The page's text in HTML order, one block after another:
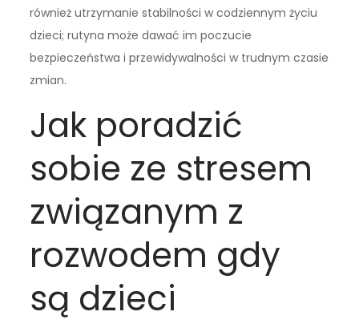
również utrzymanie stabilności w codziennym życiu
dzieci; rutyna może dawać im poczucie
bezpieczeństwa i przewidywalności w trudnym czasie
zmian.
Jak poradzić
sobie ze stresem
związanym z
rozwodem gdy
są dzieci